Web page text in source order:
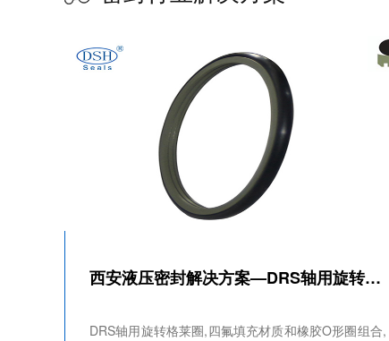
西安液压密封解决方案—DRS轴用旋转格莱圈
DRS轴用旋转格莱圈,四氟填充材质和橡胶O形圈组合,